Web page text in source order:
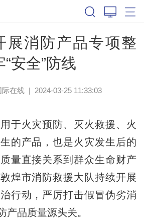
展消防产品专项整
安全”防线
际在线| 2024-03-25 11:33:03
火灾预防、灭火救援、火
的产品，也是火灾发生后的
量直接关系到群众生命财产
煌市消防救援大队持续开展
行动，严厉打击假冒伪劣消
产品质量源头关。